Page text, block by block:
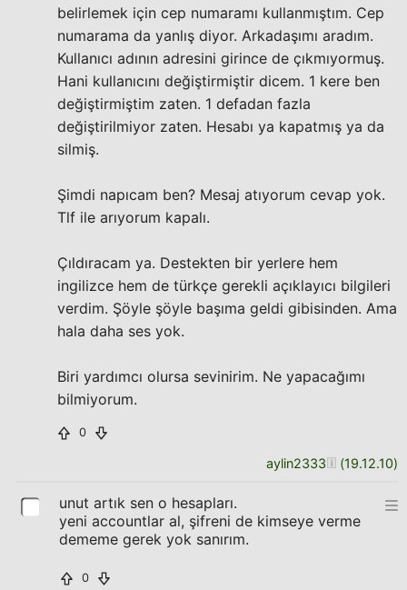
belirlemek için cep numaramı kullanmıştım. Cep
numarama da yanlış diyor. Arkadaşımı aradım.
Kullanıcı adının adresini girince de çıkmıyormuş.
Hani kullanıcını değiştirmiştir dicem. 1 kere ben
değiştirmiştim zaten. 1 defadan fazla
değiştirilmiyor zaten. Hesabı ya kapatmış ya da
silmiş.
Şimdi napıcam ben? Mesaj atıyorum cevap yok.
Tlf ile arıyorum kapalı.
Çıldıracam ya. Destekten bir yerlere hem
ingilizce hem de türkçe gerekli açıklayıcı bilgileri
verdim. Şöyle şöyle başıma geldi gibisinden. Ama
hala daha ses yok.
Biri yardımcı olursa sevinirim. Ne yapacağımı
bilmiyorum.
0
aylin2333 (19.12.10)
unut artık sen o hesapları.
yeni accountlar al, şifreni de kimseye verme
dememe gerek yok sanırım.
0